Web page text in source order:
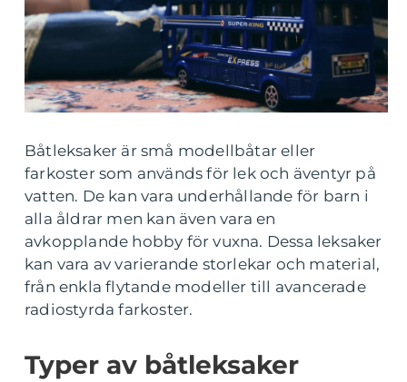
Båtleksaker är små modellbåtar eller
farkoster som används för lek och äventyr på
vatten. De kan vara underhållande för barn i
alla åldrar men kan även vara en
avkopplande hobby för vuxna. Dessa leksaker
kan vara av varierande storlekar och material,
från enkla flytande modeller till avancerade
radiostyrda farkoster.
Typer av båtleksaker